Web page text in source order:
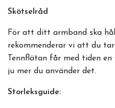
Skötselråd
För att ditt armband ska
rekommenderar vi att du
Tennflätan får med tiden
ju mer du använder det.
Storleksguide: